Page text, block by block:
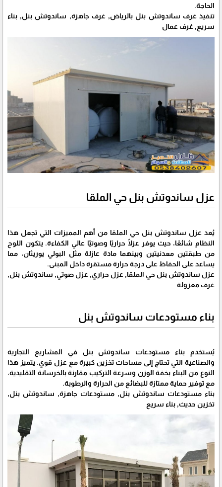
الحاجة.
تنفيذ غرف ساندوتش بنل بالرياض, غرف جاهزة, ساندوتش بنل, بناء
سريع, غرف عمال
عزل ساندوتش بنل حي الملقا
يُعد عزل ساندوتش بنل حي الملقا من أهم المميزات التي تجعل هذا
النظام شائعًا، حيث يوفر عزلًا حراريًا وصوتيًا عالي الكفاءة. يتكون اللوح
من طبقتين معدنيتين وبينهما مادة عازلة مثل البولي يوريثان، مما
يساعد على الحفاظ على درجة حرارة مستقرة داخل المبنى.
عزل ساندوتش بنل حي الملقا, عزل حراري, عزل صوتي, ساندوتش بنل,
غرف معزولة
بناء مستودعات ساندوتش بنل
يُستخدم بناء مستودعات ساندوتش بنل في المشاريع التجارية
والصناعية التي تحتاج إلى مساحات تخزين كبيرة مع عزل قوي. يتميز هذا
النوع من البناء بخفة الوزن وسرعة التركيب مقارنة بالخرسانة التقليدية،
مع توفير حماية ممتازة للبضائع من الحرارة والرطوبة.
بناء مستودعات ساندوتش بنل, مستودعات جاهزة, ساندوتش بنل,
تخزين حديث, بناء سريع